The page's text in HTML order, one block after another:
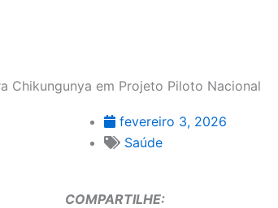
Chikungunya em Projeto Piloto Nacional
fevereiro 3, 2026
Saúde
COMPARTILHE: